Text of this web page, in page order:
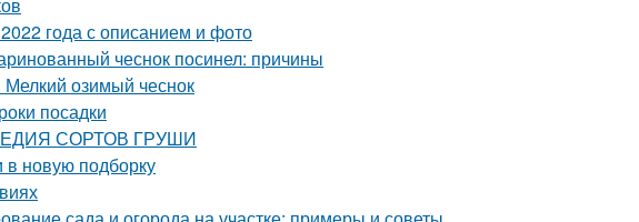
года с описанием и фото
чеснок посинел: причины
Мелкий озимый чеснок
посадки
СОРТОВ ГРУШИ
в новую подборку